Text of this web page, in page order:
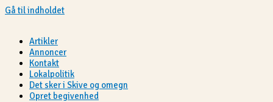
Gå til indholdet
Artikler
Annoncer
Kontakt
Lokalpolitik
Det sker i Skive og omegn
Opret begivenhed